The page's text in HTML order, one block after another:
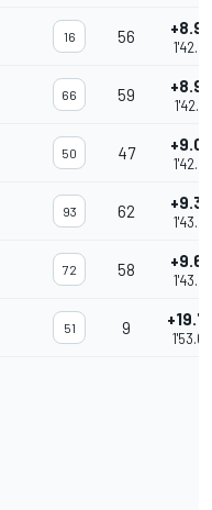
16 56
66 59
50 47
93 62
72 58
51 9